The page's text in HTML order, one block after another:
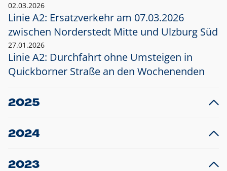
02.03.2026
Linie A2: Ersatzverkehr am 07.03.2026
zwischen Norderstedt Mitte und Ulzburg Süd
27.01.2026
Linie A2: Durchfahrt ohne Umsteigen in
Quickborner Straße an den Wochenenden
2025
23.12.2025
Projekt S5: Start der Bauarbeiten am
2024
10.12.2024
Großprojekt S5: Sperrung der Bahnstraße in
2023